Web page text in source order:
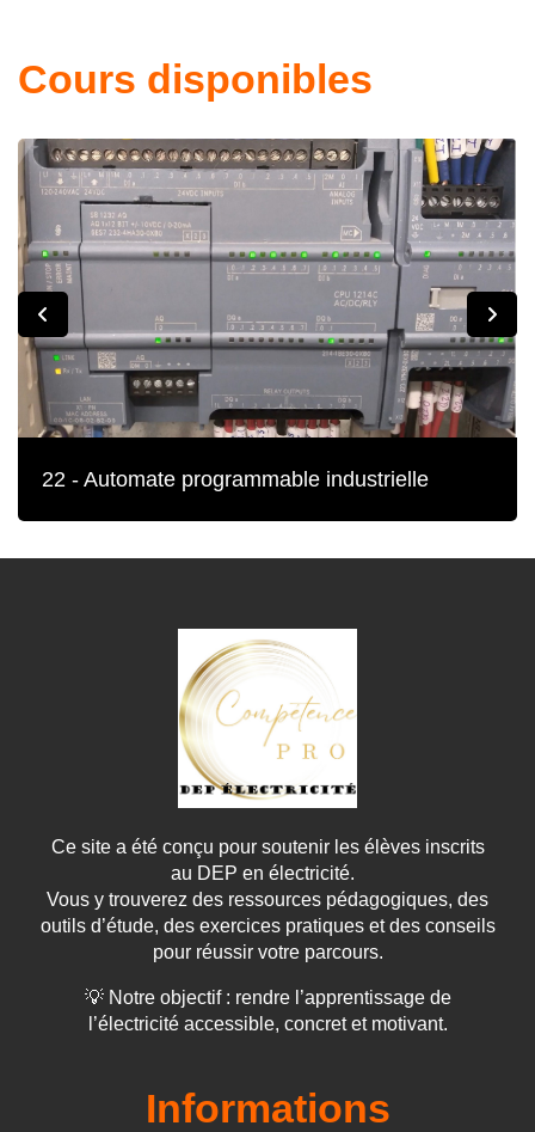
Cours disponibles
22 - Automate programmable industrielle
Ce site a été conçu pour soutenir les élèves inscrits
au DEP en électricité.
Vous y trouverez des ressources pédagogiques, des
outils d’étude, des exercices pratiques et des conseils
pour réussir votre parcours.
💡 Notre objectif : rendre l’apprentissage de
l’électricité accessible, concret et motivant.
Informations